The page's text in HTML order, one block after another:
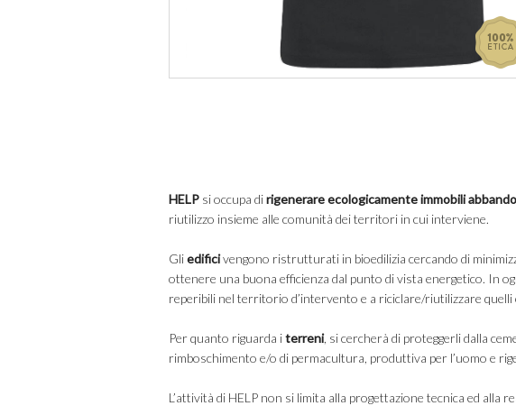
HELP si occupa dirigenerare ecologicamente immobili
riutilizzo insieme alle comunità dei territori in cui interviene.
Gliedificivengono ristrutturati in bioedilizia cercando di
ottenere una buona efficienza dal punto di vista energetico. In
reperibili nel territorio d’intervento e a riciclare/riutilizzare quelli
Per quanto riguarda iterreni, si cercherà di proteggerli dalla
rimboschimento e/o di permacultura, produttiva per l’uomo e
L’attività di HELP non si limita alla progettazione tecnica ed alla